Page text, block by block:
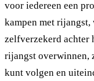
voor iedereen een
kampen met rijangst,
zelfverzekerd achter
rijangst overwinnen,
kunt volgen en